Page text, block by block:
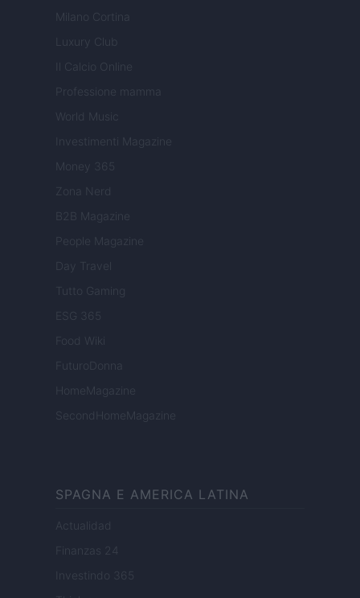
Milano Cortina
Luxury Club
Il Calcio Online
Professione mamma
World Music
Investimenti Magazine
Money 365
Zona Nerd
B2B Magazine
People Magazine
Day Travel
Tutto Gaming
ESG 365
Food Wiki
FuturoDonna
HomeMagazine
SecondHomeMagazine
SPAGNA E AMERICA LATINA
Actualidad
Finanzas 24
Investindo 365